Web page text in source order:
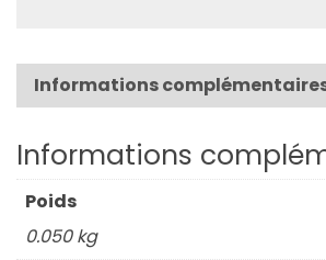
Tour.
Informations
Informations
Poids
0.050 kg